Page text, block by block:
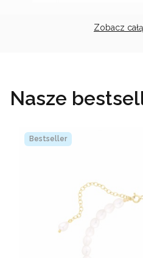
Zobacz
Nasze
Bestseller